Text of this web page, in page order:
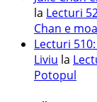
la Lecturi
Chan e
Lecturi
Liviu la
Potopul